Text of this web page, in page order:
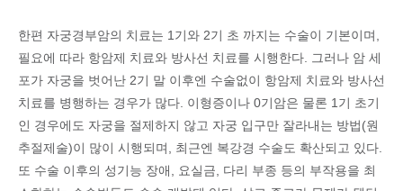
한편 자궁경부암의 치료는 1기와 2기 초 까지는 수술이 기본이며,
필요에 따라 항암제 치료와 방사선 치료를 시행한다. 그러나 암 세
포가 자궁을 벗어난 2기 말 이후엔 수술없이 항암제 치료와 방사선
치료를 병행하는 경우가 많다. 이형증이나 0기암은 물론 1기 초기
인 경우에도 자궁을 절제하지 않고 자궁 입구만 잘라내는 방법(원
추절제술)이 많이 시행되며, 최근엔 복강경 수술도 확산되고 있다.
또 수술 이후의 성기능 장애, 요실금, 다리 부종 등의 부작용을 최